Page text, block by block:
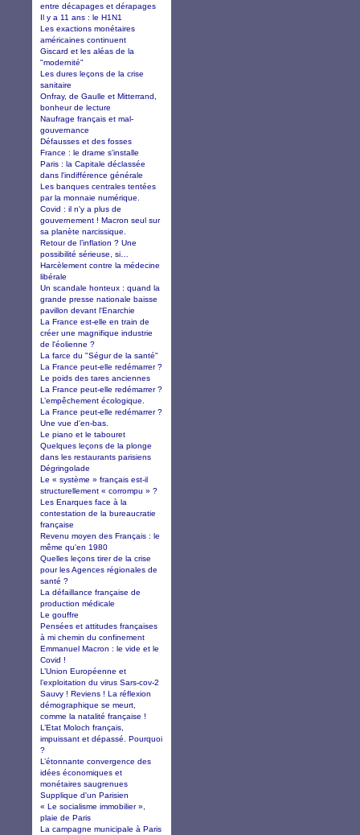
entre décapages et dérapages
Il y a 11 ans : le H1N1
Les exactions monétaires
américaines continuent
Giscard et les aléas de la
"modernité"
Les dures leçons de la crise
sanitaire
Onfray, de Gaulle et Mitterrand,
bonheur de lecture
Naufrage français et mal-
gouvernance
Défausses et des fosses
France : le drame s'installe
Paris : la Capitale déclassée
dans l'indifférence générale
Les banques centrales tentées
par la monnaie numérique.
Covid : il n'y a plus de
gouvernement ! Macron seul sur
sa planète narcissique.
Retour de l’inflation ? Une
possibilité sérieuse, si…
Harcèlement contre la médecine
libérale
Un scandale honteux : quand la
grande presse nationale baisse
pavillon devant l'Enarchie
La France est-elle en train de
créer une magnifique industrie
de l'éolienne ?
La farce du "Ségur de la santé"
La France peut-elle redémarrer ?
Le poids des tares anciennes
La France peut-elle redémarrer ?
L’empêchement écologique.
La France peut-elle redémarrer ?
Une vue d'en-bas.
Le piano et le tabouret
Quelques leçons de la plonge
dans les restaurants parisiens
Dégringolade
Le « système » français est-il
structurellement « corrompu » ?
Les Enarques face à la
contestation de la bureaucratie
française
Revenu moyen des Français : le
même qu'en 1980
Quelles leçons tirer de la crise
pour les Agences régionales de
santé ?
La défaillance française de
production médicale
Le gouffre
Pensées et attitudes françaises
à mi chemin du confinement
Emmanuel Macron : le vide et le
Covid !
L’Union Européenne et
l’exploitation du virus Sars-cov-2
Sauvy ! Reviens ! La réflexion
démographique se meurt,
comme la natalité française !
L’Etat Moloch français,
impuissant et dépassé. Pourquoi
?
L’étonnante convergence des
idées économiques et
monétaires saugrenues
Supplique d'un Parisien
« Le socialisme immobilier »,
plaie de Paris
La campagne municipale à Paris